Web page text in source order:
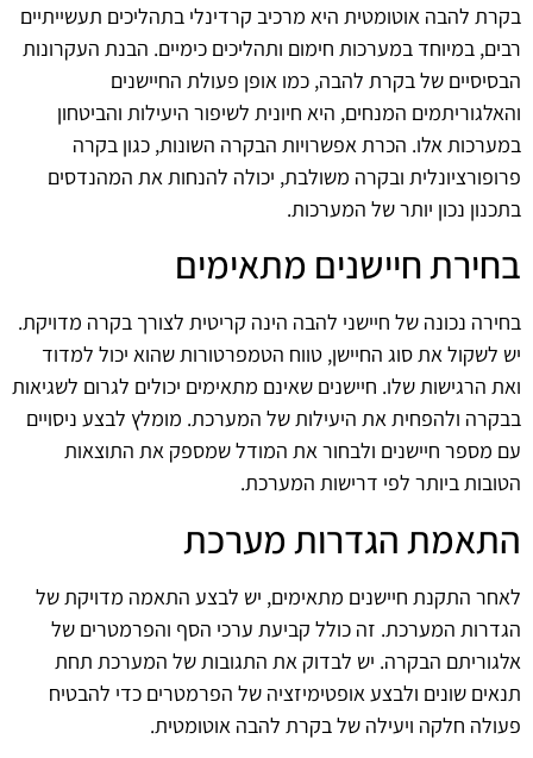
בקרת להבה אוטומטית היא מרכיב קרדינלי בתהליכים תעשייתיים
רבים, במיוחד במערכות חימום ותהליכים כימיים. הבנת העקרונות
הבסיסיים של בקרת להבה, כמו אופן פעולת החיישנים
והאלגוריתמים המנחים, היא חיונית לשיפור היעילות והביטחון
במערכות אלו. הכרת אפשרויות הבקרה השונות, כגון בקרה
פרופורציונלית ובקרה משולבת, יכולה להנחות את המהנדסים
בתכנון נכון יותר של המערכות.
בחירת חיישנים מתאימים
בחירה נכונה של חיישני להבה הינה קריטית לצורך בקרה מדויקת.
יש לשקול את סוג החיישן, טווח הטמפרטורות שהוא יכול למדוד
ואת הרגישות שלו. חיישנים שאינם מתאימים יכולים לגרום לשגיאות
בבקרה ולהפחית את היעילות של המערכת. מומלץ לבצע ניסויים
עם מספר חיישנים ולבחור את המודל שמספק את התוצאות
הטובות ביותר לפי דרישות המערכת.
התאמת הגדרות מערכת
לאחר התקנת חיישנים מתאימים, יש לבצע התאמה מדויקת של
הגדרות המערכת. זה כולל קביעת ערכי הסף והפרמטרים של
אלגוריתם הבקרה. יש לבדוק את התגובות של המערכת תחת
תנאים שונים ולבצע אופטימיזציה של הפרמטרים כדי להבטיח
פעולה חלקה ויעילה של בקרת להבה אוטומטית.